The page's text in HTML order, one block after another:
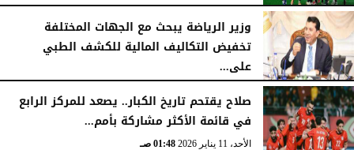
وزير الرياضة يبحث مع الجهات المختلفة
تخفيض التكاليف المالية للكشف الطبي
على...
الأربعاء، 14 يناير 2026 03:56 صـ
صلاح يقتحم تاريخ الكبار.. يصعد للمركز الرابع
في قائمة الأكثر مشاركة بأمم...
الأحد، 11 يناير 2026 01:48 صـ